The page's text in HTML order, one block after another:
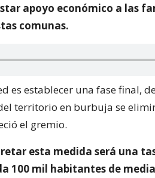
apoyo económico a las
comunas.
es establecer una fase final,
territorio en burbuja se
el gremio.
esta medida será una
100 mil habitantes de